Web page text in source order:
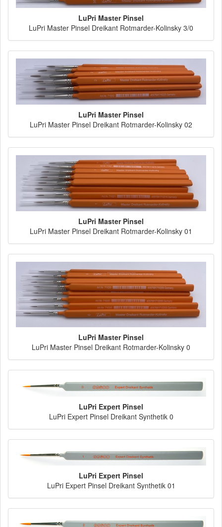
LuPri Master Pinsel
LuPri Master Pinsel Dreikant Rotmarder-Kolinsky 3/0
LuPri Master Pinsel
LuPri Master Pinsel Dreikant Rotmarder-Kolinsky 02
LuPri Master Pinsel
LuPri Master Pinsel Dreikant Rotmarder-Kolinsky 01
LuPri Master Pinsel
LuPri Master Pinsel Dreikant Rotmarder-Kolinsky 0
LuPri Expert Pinsel
LuPri Expert Pinsel Dreikant Synthetik 0
LuPri Expert Pinsel
LuPri Expert Pinsel Dreikant Synthetik 01